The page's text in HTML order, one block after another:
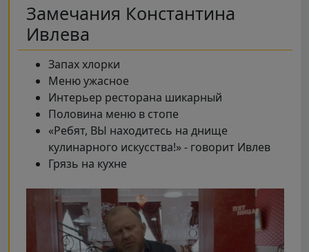
Замечания Константина
Ивлева
Запах хлорки
Меню ужасное
Интерьер ресторана шикарный
Половина меню в стопе
«Ребят, ВЫ находитесь на днище
кулинарного искусства!» - говорит Ивлев
Грязь на кухне